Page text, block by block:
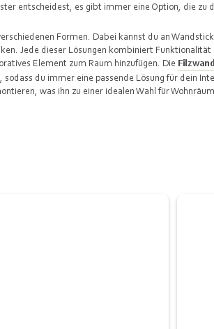
entscheidest, es gibt immer eine Option, die zu
Formen. Dabei kannst du an
Jede dieser Lösungen kombiniert
Element zum Raum hinzufügen. Die
du immer eine passende Lösung für dein
was ihn zu einer idealen Wahl für